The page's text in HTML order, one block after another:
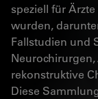
speziell für
wurden,
Fallstudien und
rekonstruktive
Diese